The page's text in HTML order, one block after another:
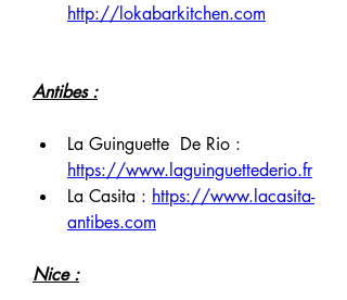
http://lokabarkitchen.com
Antibes :
La Guinguette  De Rio :
https://www.laguinguettederio.fr
La Casita : https://www.lacasita-
antibes.com
Nice :